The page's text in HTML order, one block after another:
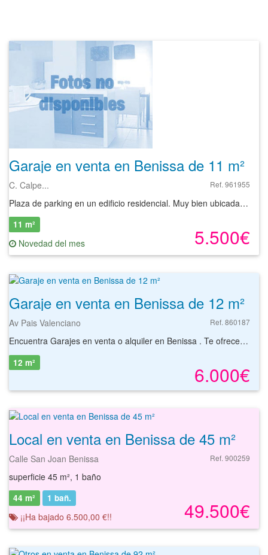
Garaje en venta en Benissa de 11 m²
C. Calpe... Ref. 961955
Plaza de parking en un edificio residencial. Muy bien ubicada, a escasos metros de la Av. País Valencià (N-332), la vía más importante de comunicación que cruza el municipio.
5.500€
11 m²
Novedad del mes
Garaje en venta en Benissa de 12 m²
Av Pais Valenciano Ref. 860187
Encuentra Garajes en venta o alquiler en Benissa . Te ofrecemos la mejor selección para que encuentres el garaje que mejor se adapta a ti. Promoción de plazas de garaje, situadas en primera y segunda planta del sótano, cuentan con unas superficies de 12 m². De fácil acceso desde el exterior y suficiente espacio de maniobra en el interior. Zona con todos los equipamientos suficientes y buenas comunicaciones. Todo tipo de Garajes en Benissa. Encuentra el tuyo.
6.000€
12 m²
Local en venta en Benissa de 45 m²
Calle San Joan Benissa Ref. 900259
superficie 45 m², 1 baño
49.500€
44 m² 1 bañ.
¡¡Ha bajado 6.500,00 €!!